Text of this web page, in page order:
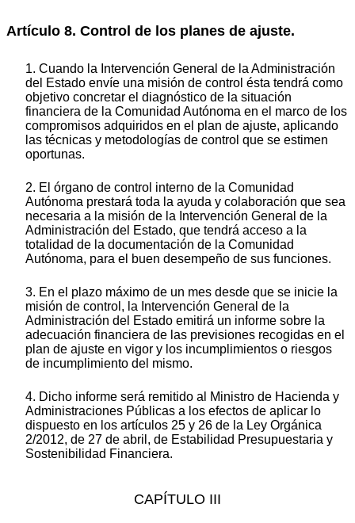
Artículo 8. Control de los planes de ajuste.
1. Cuando la Intervención General de la Administración
del Estado envíe una misión de control ésta tendrá como
objetivo concretar el diagnóstico de la situación
financiera de la Comunidad Autónoma en el marco de los
compromisos adquiridos en el plan de ajuste, aplicando
las técnicas y metodologías de control que se estimen
oportunas.
2. El órgano de control interno de la Comunidad
Autónoma prestará toda la ayuda y colaboración que sea
necesaria a la misión de la Intervención General de la
Administración del Estado, que tendrá acceso a la
totalidad de la documentación de la Comunidad
Autónoma, para el buen desempeño de sus funciones.
3. En el plazo máximo de un mes desde que se inicie la
misión de control, la Intervención General de la
Administración del Estado emitirá un informe sobre la
adecuación financiera de las previsiones recogidas en el
plan de ajuste en vigor y los incumplimientos o riesgos
de incumplimiento del mismo.
4. Dicho informe será remitido al Ministro de Hacienda y
Administraciones Públicas a los efectos de aplicar lo
dispuesto en los artículos 25 y 26 de la Ley Orgánica
2/2012, de 27 de abril, de Estabilidad Presupuestaria y
Sostenibilidad Financiera.
CAPÍTULO III